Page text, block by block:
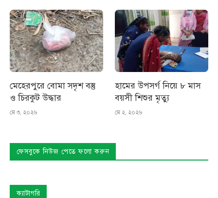
মেহেরপুরে বোমা সদৃশ বস্তু
ও চিরকুট উদ্ধার
মে ৩, ২০২৬
হামের উপসর্গ নিয়ে ৮ মাস
বয়সী শিশুর মৃত্যু
মে ২, ২০২৬
ফেসবুকে নিউজ পেতে ফলো করুন
ক্যাটাগরি